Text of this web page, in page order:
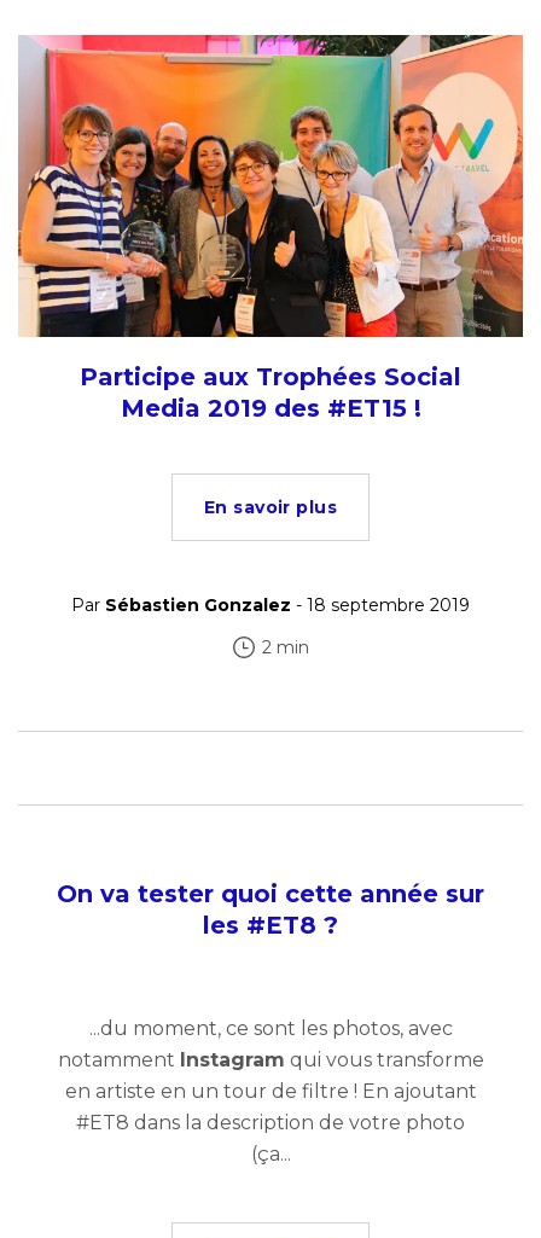
Participe aux Trophées Social
Media 2019 des #ET15 !
En savoir plus
Par Sébastien Gonzalez - 18 septembre 2019
2 min
On va tester quoi cette année sur
les #ET8 ?
...du moment, ce sont les photos, avec
notamment Instagram qui vous transforme
en artiste en un tour de filtre ! En ajoutant
#ET8 dans la description de votre photo
(ça...